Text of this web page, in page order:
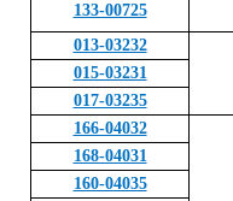
133-00725
013-03232
015-03231
017-03235
166-04032
168-04031
160-04035